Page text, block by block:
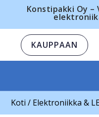
Konstipakki Oy
KAUPPAAN
Koti / Elektroniikka &